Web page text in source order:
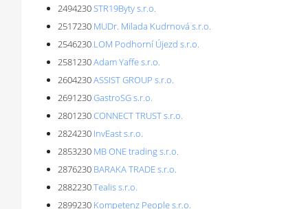
2494230STR19Byty s.r.o.
2517230 MUDr. Milada Kudrnová s.r.o.
2546230 LOM Podhorní Újezd s.r.o.
2581230Adam Yaffe s.r.o.
2604230ASSIST GROUP s.r.o.
2691230GastroSG s.r.o.
2801230CONNECT TRUST s.r.o.
2824230 InvEast s.r.o.
2853230 MB ONE trading s.r.o.
2876230 BARAKA TRADE s.r.o.
2882230Tealis s.r.o.
2899230 Kompetenz People s.r.o.